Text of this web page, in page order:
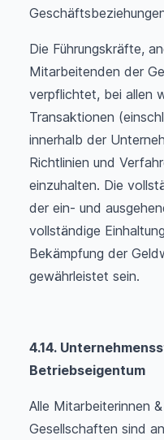
Die Führungskräfte,
Mitarbeitenden der
verpflichtet, bei allen
Transaktionen
innerhalb der
Richtlinien und
einzuhalten. Die
der ein- und
vollständige
Bekämpfung der
gewährleistet sein.
4.14.
Betriebseigentum
Alle Mitarbeiterinnen
Gesellschaften sind